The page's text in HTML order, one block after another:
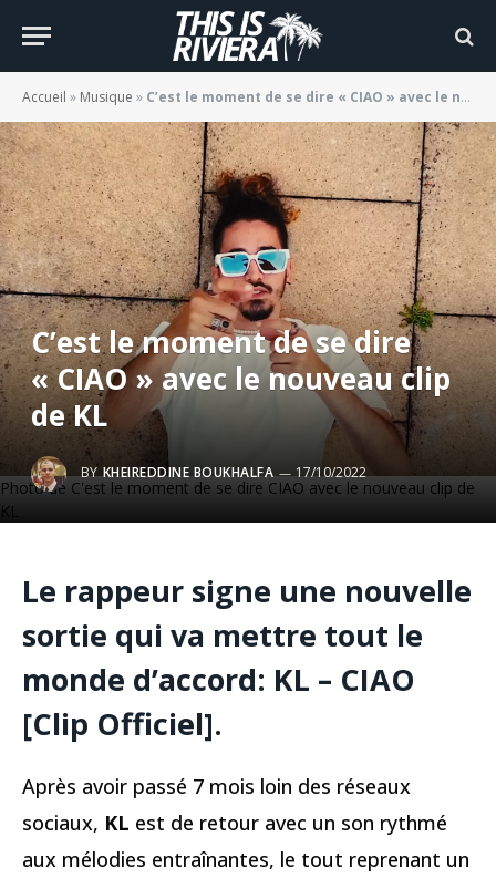
Accueil » Musique » C’est le moment de se dire « CIAO » avec le nouveau clip de KL
Photo de C'est le moment de se dire CIAO avec le nouveau clip de
KL
C’est le moment de se dire
« CIAO » avec le nouveau clip
de KL
BY KHEIREDDINE BOUKHALFA 17/10/2022
Le rappeur signe une nouvelle
sortie qui va mettre tout le
monde d’accord: KL – CIAO
[Clip Officiel].
Après avoir passé 7 mois loin des réseaux
sociaux, KL est de retour avec un son rythmé
aux mélodies entraînantes, le tout reprenant un